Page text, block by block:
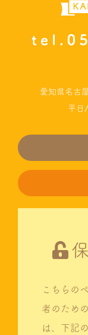
愛知県名古
平
こちらの
者のための
は、下記